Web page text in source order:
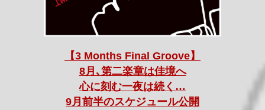
【3 Months Final Groove】
8月､第二楽章は佳境へ
心に刻む一夜は続く…
9月前半のスケジュール公開